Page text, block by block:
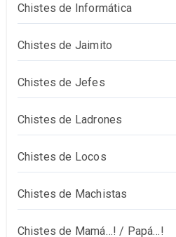
Chistes de Informática
Chistes de Jaimito
Chistes de Jefes
Chistes de Ladrones
Chistes de Locos
Chistes de Machistas
Chistes de Mamá…! / Papá…!